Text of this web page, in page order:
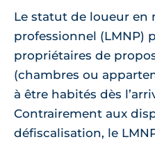
Le statut de loueur en
professionnel (LMNP)
propriétaires de
(chambres ou
à être habités dès
Contrairement aux
défiscalisation, le